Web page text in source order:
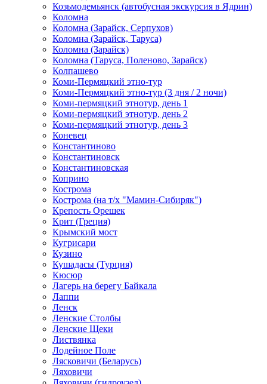
Козьмодемьянск (автобусная экскурсия в Ядрин)
Коломна
Коломна (Зарайск, Серпухов)
Коломна (Зарайск, Таруса)
Коломна (Зарайск)
Коломна (Таруса, Поленово, Зарайск)
Колпашево
Коми-Пермяцкий этно-тур
Коми-Пермяцкий этно-тур (3 дня / 2 ночи)
Коми-пермяцкий этнотур, день 1
Коми-пермяцкий этнотур, день 2
Коми-пермяцкий этнотур, день 3
Коневец
Константиново
Константиновск
Константиновская
Коприно
Кострома
Кострома (на т/х "Мамин-Сибиряк")
Крепость Орешек
Крит (Греция)
Крымский мост
Кугрисари
Кузино
Кушадасы (Турция)
Кюсюр
Лагерь на берегу Байкала
Лаппи
Ленск
Ленские Столбы
Ленские Щеки
Листвянка
Лодейное Поле
Лясковичи (Беларусь)
Ляховичи